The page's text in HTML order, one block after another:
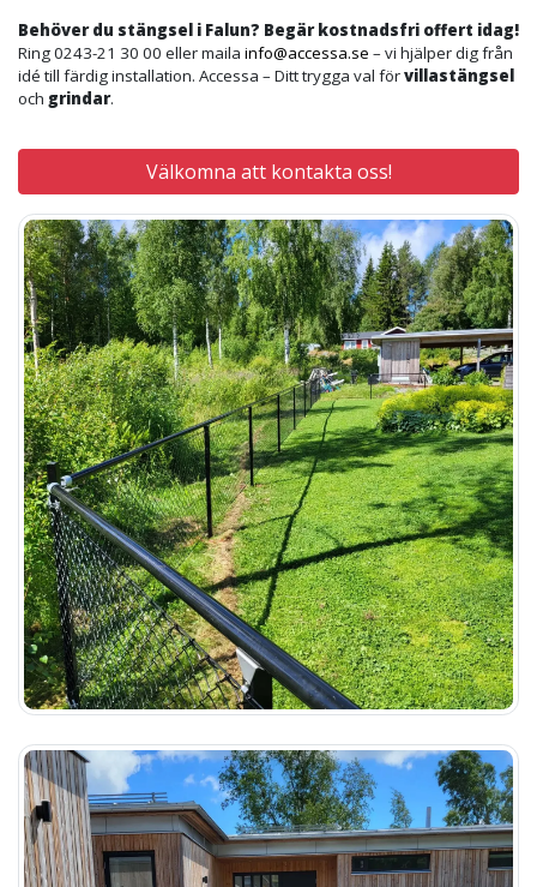
Behöver du stängsel i Falun? Begär kostnadsfri offert idag!
Ring 0243-21 30 00 eller maila info@accessa.se – vi hjälper dig från
idé till färdig installation. Accessa – Ditt trygga val förvillastängsel
och grindar.
Välkomna att kontakta oss!